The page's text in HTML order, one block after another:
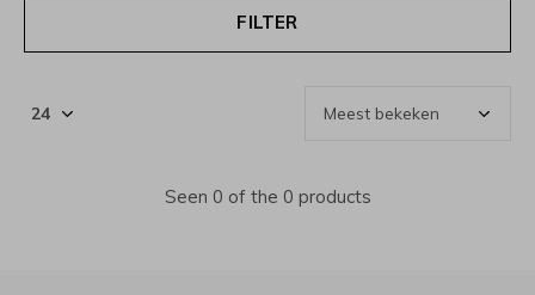
FILTER
Seen 0 of the 0 products